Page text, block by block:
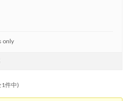
only
1件中)